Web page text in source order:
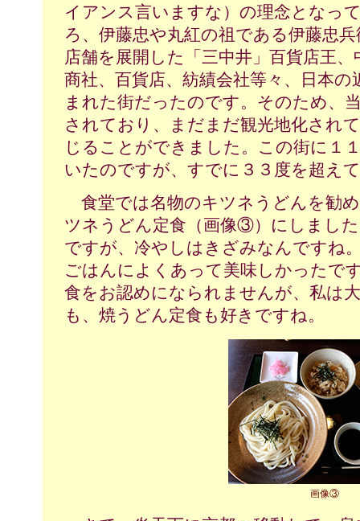
イアンス言いますな）の理念となっ
ろ、伊藤忠や丸紅の祖である伊藤忠
店舗を展開した「三中井」百貨店王
商社、百貨店、紡績会社等々、日本
まれた街だったのです。そのため、
されており、まだまだ観光地化され
じることができました。この街に１
いたのですが、すでに３３度を超え
食堂では名物のキツネうどんを勧
ツネうどん定食（画像③）にしまし
ですが、冷やしはきざみなんですね
ごはんによくあって美味しかったで
食をお認めになられませんが、私は
も、焼うどん定食も好きですね。
画像③